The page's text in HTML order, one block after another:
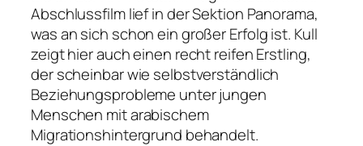
Abschlussfilm lief in der Sektion Panorama,
was an sich schon ein großer Erfolg ist. Kull
zeigt hier auch einen recht reifen Erstling,
der scheinbar wie selbstverständlich
Beziehungsprobleme unter jungen
Menschen mit arabischem
Migrationshintergrund behandelt.